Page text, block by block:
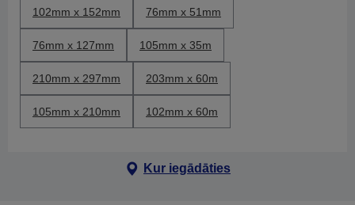
102mm x 152mm 76mm x 51mm
76mm x 127mm 105mm x 35m
210mm x 297mm 203mm x 60m
105mm x 210mm 102mm x 60m
Kur iegādāties